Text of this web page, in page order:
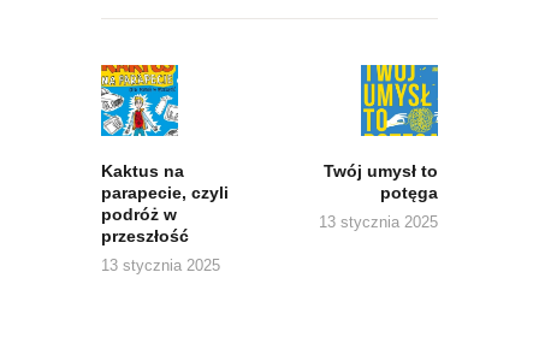
wpisu
Kaktus na
parapecie, czyli
podróż w
przeszłość
13 stycznia 2025
Twój umysł to
potęga
13 stycznia 2025